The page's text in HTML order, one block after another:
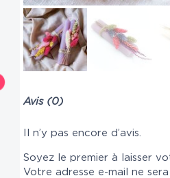
Avis (0)
Il n’y pas encore d’avis.
Soyez le premier à laisser
Votre adresse e-mail ne sera